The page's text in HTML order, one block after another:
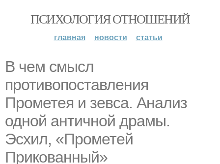
ПСИХОЛОГИЯ ОТНОШЕНИЙ
главная новости статьи
В чем смысл
противопоставления
Прометея и зевса. Анализ
одной античной драмы.
Эсхил, «Прометей
Прикованный»